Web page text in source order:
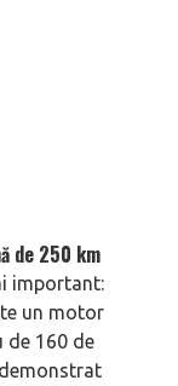
de 250 km
important:
un motor
de 160 de